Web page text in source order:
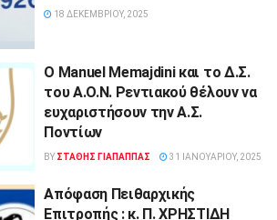
18 ΔΕΚΕΜΒΡΊΟΥ, 2025
Ο Manuel Memajdini και το Δ.Σ.
του Α.Ο.Ν. Ρεντιακού θέλουν να
ευχαριστήσουν την Α.Σ.
Ποντίων
BY ΣΤΑΘΗΣ ΓΊΑΠΑΠΠΑΣ 31 ΙΑΝΟΥΑΡΊΟΥ, 2025
Απόφαση Πειθαρχικής
Επιτροπής : κ. Π. ΧΡΗΣΤΙΔΗ